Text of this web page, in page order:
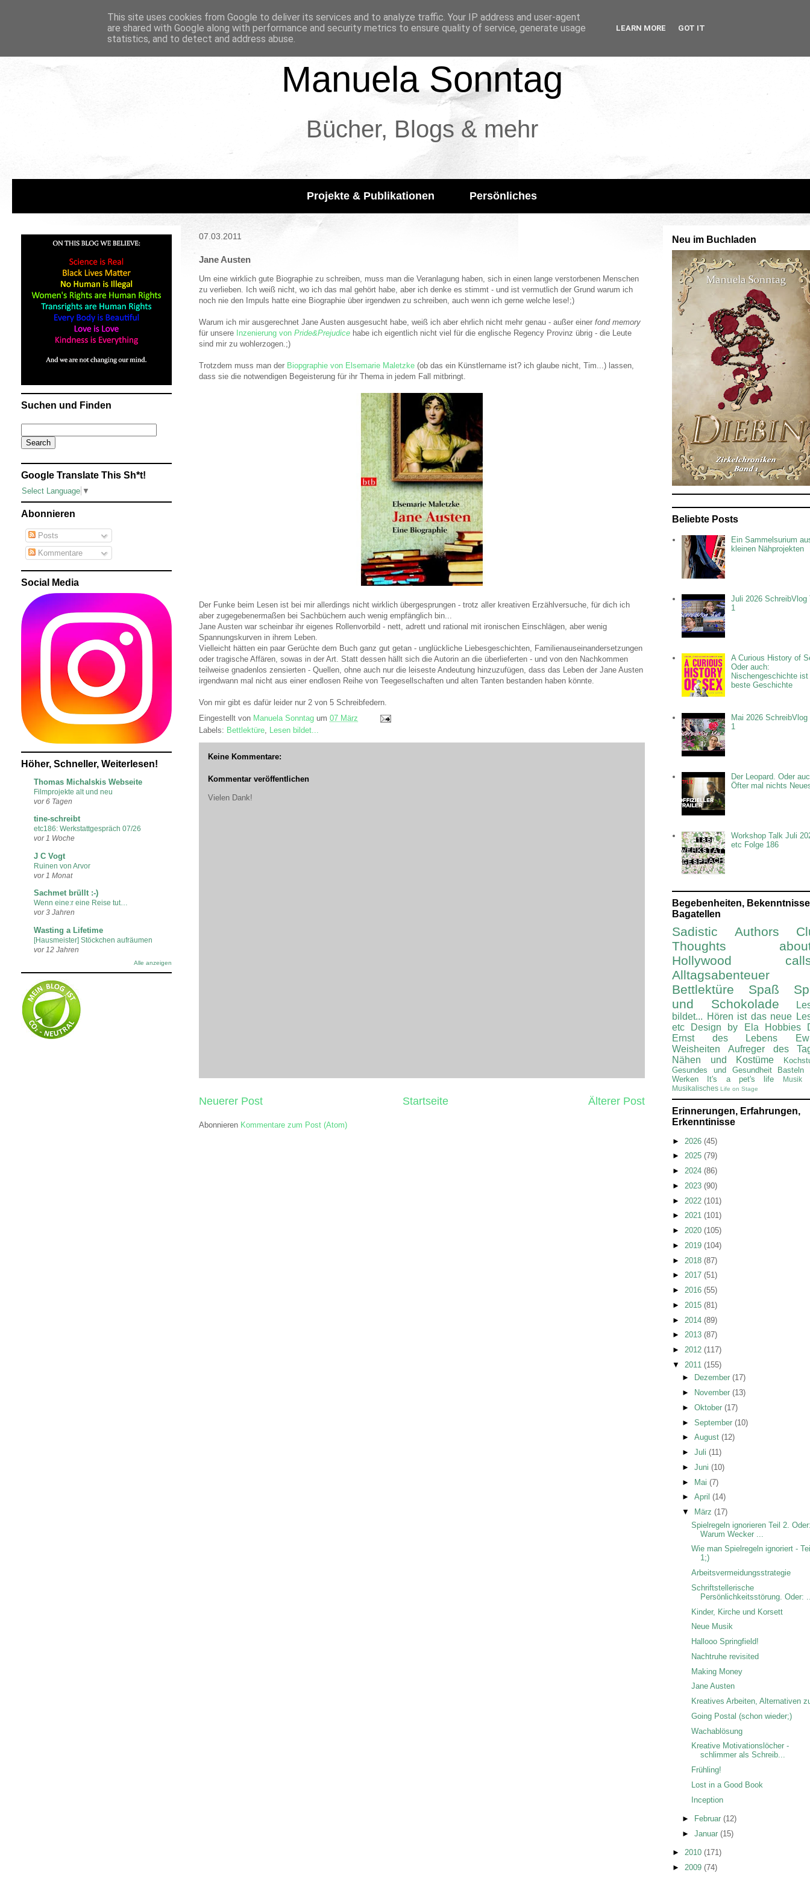
Manuela Sonntag
Bücher, Blogs & mehr
Projekte & Publikationen Persönliches
07.03.2011
Jane Austen
Um eine wirklich gute Biographie zu schreiben, muss man die Veranlagung haben, sich in einen lange verstorbenen Menschen
zu verlieben. Ich weiß nicht, wo ich das mal gehört habe, aber ich denke es stimmt - und ist vermutlich der Grund warum ich
noch nie den Impuls hatte eine Biographie über irgendwen zu schreiben, auch wenn ich gerne welche lese!;)
Warum ich mir ausgerechnet Jane Austen ausgesucht habe, weiß ich aber ehrlich nicht mehr genau - außer einer fond memory
für unsere Inzenierung von Pride&Prejudice habe ich eigentlich nicht viel für die englische Regency Provinz übrig - die Leute
sind mir zu wohlerzogen.;)
Trotzdem muss man der Biopgraphie von Elsemarie Maletzke (ob das ein Künstlername ist? ich glaube nicht, Tim...) lassen,
dass sie die notwendigen Begeisterung für ihr Thema in jedem Fall mitbringt.
Der Funke beim Lesen ist bei mir allerdings nicht wirklich übergesprungen - trotz aller kreativen Erzählversuche, für dich ich
aber zugegebenermaßen bei Sachbüchern auch wenig empfänglich bin...
Jane Austen war scheinbar ihr eigenes Rollenvorbild - nett, adrett und rational mit ironischen Einschlägen, aber wenig
Spannungskurven in ihrem Leben.
Vielleicht hätten ein paar Gerüchte dem Buch ganz gut getan - unglückliche Liebesgeschichten, Familienauseinandersetzungen
oder tragische Affären, sowas in der Art. Statt dessen hällt sich die Autorin an die überlieferten - und von den Nachkommen
teilweise gnadenlos zensierten - Quellen, ohne auch nur die leiseste Andeutung hinzuzufügen, dass das Leben der Jane Austen
irgendwann mal nicht aus einer endlosen Reihe von Teegesellschaften und alten Tanten bestanden haben könnte.
Von mir gibt es dafür leider nur 2 von 5 Schreibfedern.
Eingestellt von Manuela Sonntag um 07 März
Labels: Bettlektüre Lesen bildet...
Keine Kommentare:
Kommentar veröffentlichen
Vielen Dank!
Neuerer Post Älterer Post
Startseite
Abonnieren Kommentare zum Post (Atom)
Suchen und Finden
Google Translate This Sh*t!
Select Language ▼
Abonnieren
Posts
Kommentare
Social Media
Höher, Schneller, Weiterlesen!
Thomas Michalskis Webseite
Filmprojekte alt und neu
vor 6 Tagen
tine-schreibt
etc186: Werkstattgespräch 07/26
vor 1 Woche
J C Vogt
Ruinen von Arvor
vor 1 Monat
Sachmet brüllt :-)
Wenn eine:r eine Reise tut…
vor 3 Jahren
Wasting a Lifetime
[Hausmeister] Stöckchen aufräumen
vor 12 Jahren
Alle anzeigen
Neu im Buchladen
Beliebte Posts
Ein Sammelsurium
kleinen Nähprojekten
Juli 2026 SchreibVlog
1
A Curious History of
Oder auch:
Nischengeschichte ist
beste Geschichte
Mai 2026 SchreibVlog
1
Der Leopard. Oder
Öfter mal nichts
Workshop Talk Juli
etc Folge 186
Begebenheiten,
Bagatellen
Sadistic Authors
Thoughts
Hollywood
Alltagsabenteuer
Bettlektüre
Spaß
und Schokolade
bildet... Hören ist das neue
etc
Design by Ela Hobbies
Ernst des Lebens
Weisheiten
Aufreger des
Nähen und Kostüme
Gesundes und Gesundheit
Basteln
Werken
It's a pet's life
Musik
Musikalisches Life on Stage
Erinnerungen, Erfahrungen,
Erkenntinisse
► 2026 (45)
► 2025 (79)
► 2024 (86)
► 2023 (90)
► 2022 (101)
► 2021 (101)
► 2020 (105)
► 2019 (104)
► 2018 (87)
► 2017 (51)
► 2016 (55)
► 2015 (81)
► 2014 (89)
► 2013 (87)
► 2012 (117)
▼ 2011 (155)
►
Dezember (17)
►
November (13)
► Oktober (17)
► September (10)
► August (12)
► Juli (11)
► Juni (10)
► Mai (7)
► April (14)
▼
März (17)
Spielregeln ignorieren Teil 2.
Warum Wecker ...
Wie man Spielregeln ignoriert -
1;)
Arbeitsvermeidungsstrategie
Schriftstellerische
Persönlichkeitsstörung. Oder:
Kinder, Kirche und Korsett
Neue Musik
Hallooo Springfield!
Nachtruhe revisited
Making Money
Jane Austen
Kreatives Arbeiten, Alternativen
Going Postal (schon wieder;)
Wachablösung
Kreative Motivationslöcher -
schlimmer als Schreib...
Frühling!
Lost in a Good Book
Inception
► Februar (12)
► Januar (15)
► 2010 (171)
► 2009 (74)
This site uses cookies from Google to deliver its services and to analyze traffic. Your IP address and user-agent
are shared with Google along with performance and security metrics to ensure quality of service, generate usage
statistics, and to detect and address abuse.
LEARN MORE GOT IT